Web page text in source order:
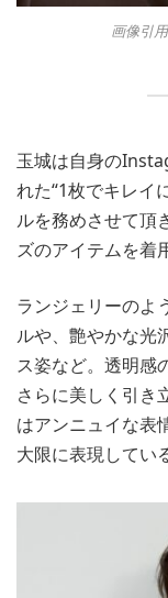
画像引
玉城は自身の
れた“1枚でキレイ
ルを務めさせて頂
ズのアイテムを着
ランジェリーのよ
ルや、艶やかな光
ス姿など。透明感
さらに美しく引き
はアンニュイな表
大限に表現している